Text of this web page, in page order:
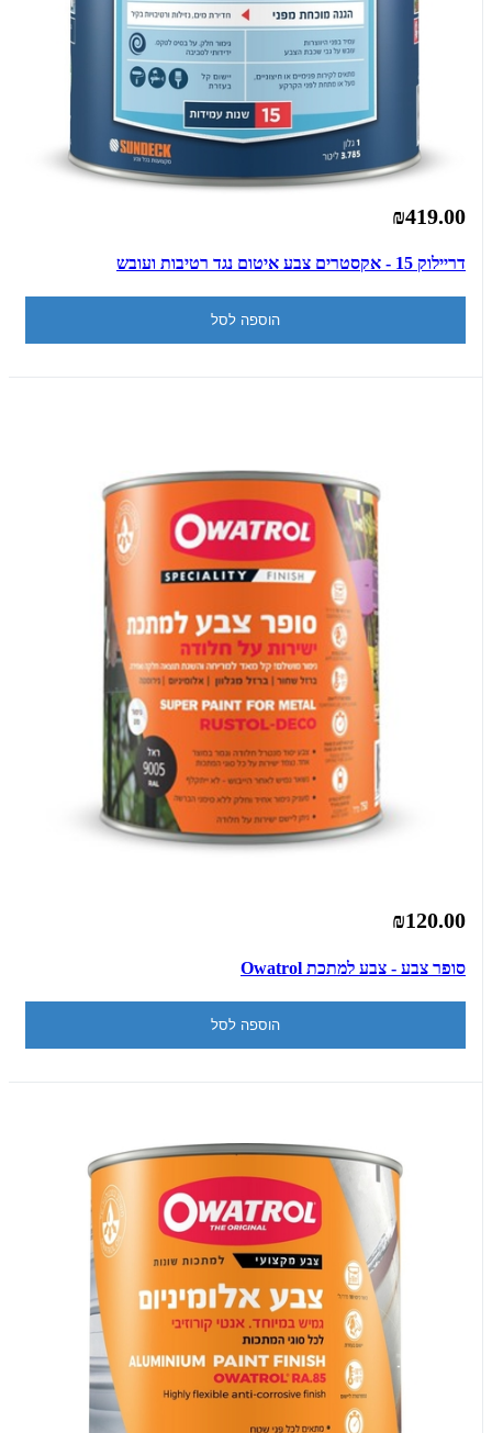
₪419.00
דריילוק 15 - אקסטרים צבע איטום נגד רטיבות ועובש
הוספה לסל
₪120.00
סופר צבע - צבע למתכת Owatrol
הוספה לסל